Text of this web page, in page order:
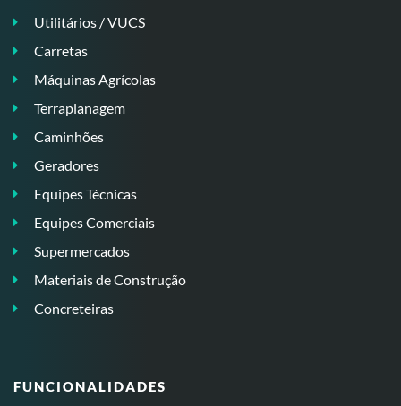
Utilitários / VUCS
Carretas
Máquinas Agrícolas
Terraplanagem
Caminhões
Geradores
Equipes Técnicas
Equipes Comerciais
Supermercados
Materiais de Construção
Concreteiras
FUNCIONALIDADES